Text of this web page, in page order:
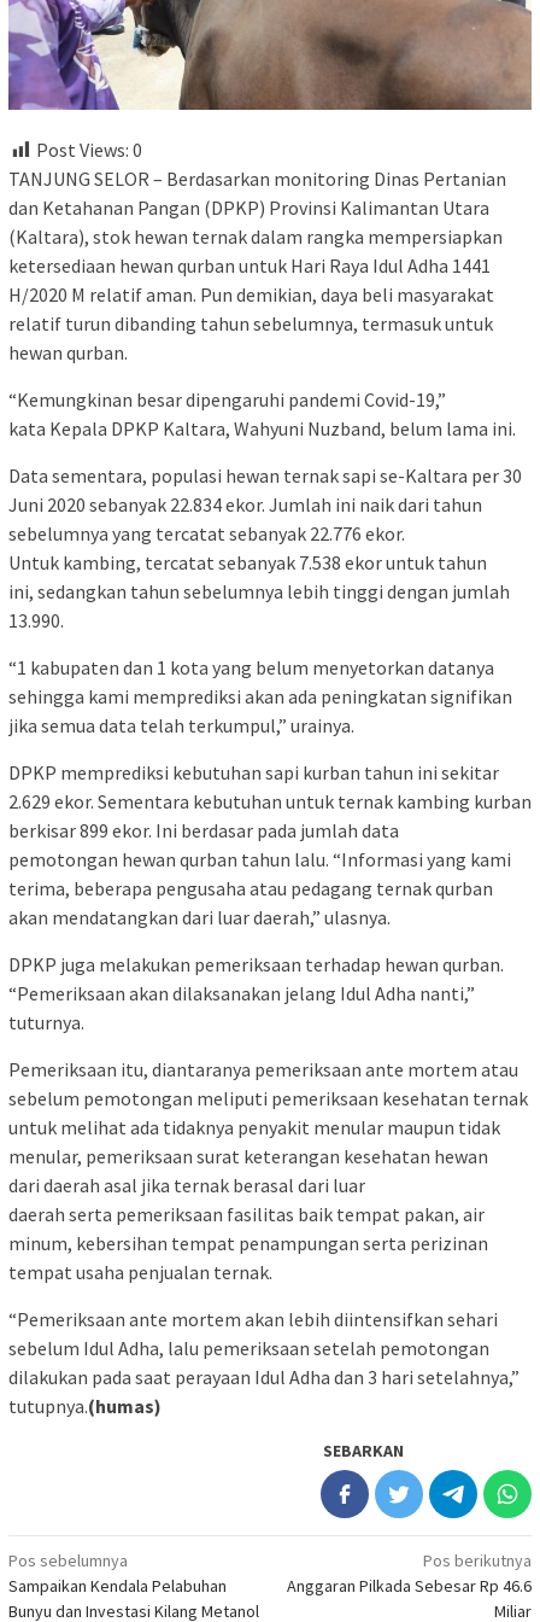
Post Views: 0
TANJUNG SELOR – Berdasarkan monitoring Dinas Pertanian
dan Ketahanan Pangan (DPKP) Provinsi Kalimantan Utara
(Kaltara), stok hewan ternak dalam rangka mempersiapkan
ketersediaan hewan qurban untuk Hari Raya Idul Adha 1441
H/2020 M relatif aman. Pun demikian, daya beli masyarakat
relatif turun dibanding tahun sebelumnya, termasuk untuk
hewan qurban.
“Kemungkinan besar dipengaruhi pandemi Covid-19,”
kata Kepala DPKP Kaltara, Wahyuni Nuzband, belum lama ini.
Data sementara, populasi hewan ternak sapi se-Kaltara per 30
Juni 2020 sebanyak 22.834 ekor. Jumlah ini naik dari tahun
sebelumnya yang tercatat sebanyak 22.776 ekor.
Untuk kambing, tercatat sebanyak 7.538 ekor untuk tahun
ini, sedangkan tahun sebelumnya lebih tinggi dengan jumlah
13.990.
“1 kabupaten dan 1 kota yang belum menyetorkan datanya
sehingga kami memprediksi akan ada peningkatan signifikan
jika semua data telah terkumpul,” urainya.
DPKP memprediksi kebutuhan sapi kurban tahun ini sekitar
2.629 ekor. Sementara kebutuhan untuk ternak kambing kurban
berkisar 899 ekor. Ini berdasar pada jumlah data
pemotongan hewan qurban tahun lalu. “Informasi yang kami
terima, beberapa pengusaha atau pedagang ternak qurban
akan mendatangkan dari luar daerah,” ulasnya.
DPKP juga melakukan pemeriksaan terhadap hewan qurban.
“Pemeriksaan akan dilaksanakan jelang Idul Adha nanti,”
tuturnya.
Pemeriksaan itu, diantaranya pemeriksaan ante mortem atau
sebelum pemotongan meliputi pemeriksaan kesehatan ternak
untuk melihat ada tidaknya penyakit menular maupun tidak
menular, pemeriksaan surat keterangan kesehatan hewan
dari daerah asal jika ternak berasal dari luar
daerah serta pemeriksaan fasilitas baik tempat pakan, air
minum, kebersihan tempat penampungan serta perizinan
tempat usaha penjualan ternak.
“Pemeriksaan ante mortem akan lebih diintensifkan sehari
sebelum Idul Adha, lalu pemeriksaan setelah pemotongan
dilakukan pada saat perayaan Idul Adha dan 3 hari setelahnya,”
tutupnya.(humas)
SEBARKAN
Navigasi
pos
Pos sebelumnya
Sampaikan Kendala Pelabuhan
Bunyu dan Investasi Kilang Metanol
Pos berikutnya
Anggaran Pilkada Sebesar Rp 46.6
Miliar